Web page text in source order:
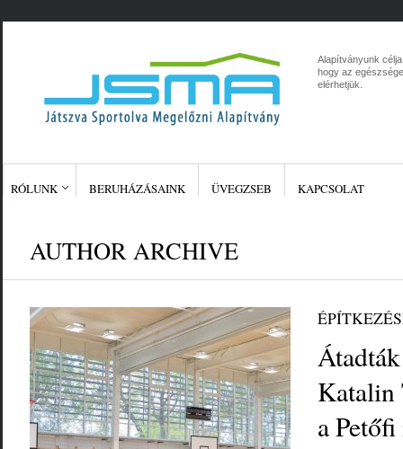
Alapítványunk
hogy az
elérhetjük.
RÓLUNK BERUHÁZÁSAINK ÜVEGZSEB KAPCSOLAT
AUTHOR ARCHIVE
Katalin
a